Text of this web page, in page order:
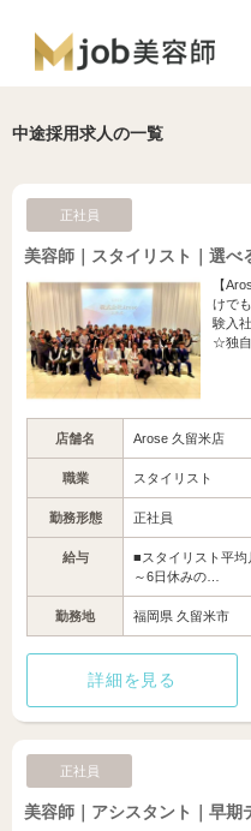
中途採用求人の一覧
正社員
美容師｜スタイリスト｜選べ
【
けで
験入
☆独
店舗名 Arose 久留米店
職業 スタイリスト
勤務形態 正社員
給与
■スタイリスト平
～6日休みの…
勤務地 福岡県 久留米市
詳細を見る
正社員
美容師｜アシスタント｜早期